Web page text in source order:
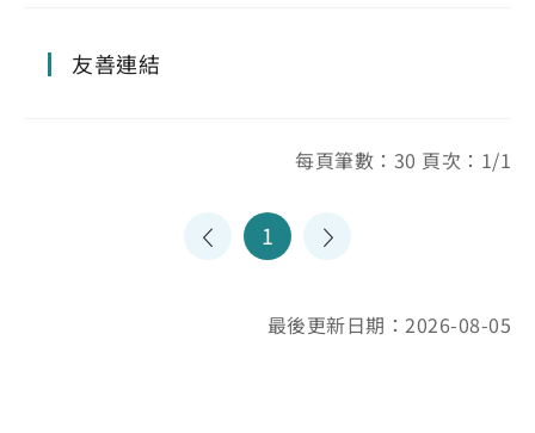
友善連結
每頁筆數：30 頁次：1/1
1
最後更新日期：2026-08-05